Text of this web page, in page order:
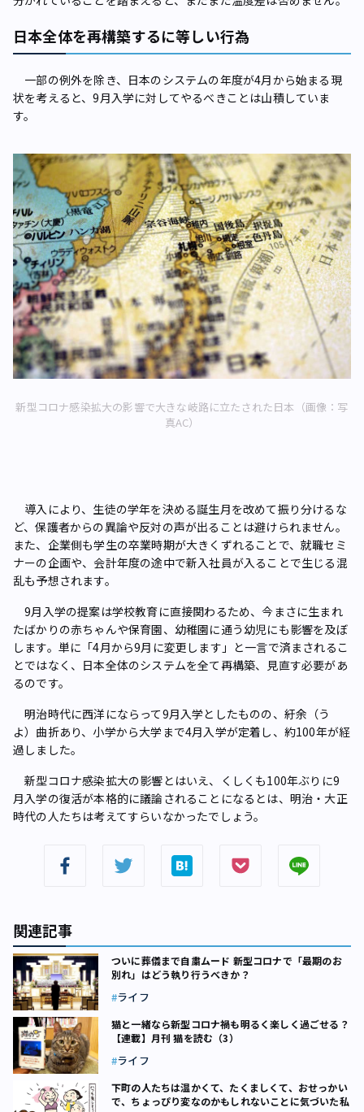
日本全体を再構築するに等しい行為
一部の例外を除き、日本のシステムの年度が4月から始まる現
状を考えると、9月入学に対してやるべきことは山積していま
す。
新型コロナ感染拡大の影響で大きな岐路に立たされた日本（画像：写
真AC）
導入により、生徒の学年を決める誕生月を改めて振り分けるな
ど、保護者からの異論や反対の声が出ることは避けられません。
また、企業側も学生の卒業時期が大きくずれることで、就職セミ
ナーの企画や、会計年度の途中で新入社員が入ることで生じる混
乱も予想されます。
9月入学の提案は学校教育に直接関わるため、今まさに生まれ
たばかりの赤ちゃんや保育園、幼稚園に通う幼児にも影響を及ぼ
します。単に「4月から9月に変更します」と一言で済まされるこ
とではなく、日本全体のシステムを全て再構築、見直す必要があ
るのです。
明治時代に西洋にならって9月入学としたものの、紆余（う
よ）曲折あり、小学から大学まで4月入学が定着し、約100年が経
過しました。
新型コロナ感染拡大の影響とはいえ、くしくも100年ぶりに9
月入学の復活が本格的に議論されることになるとは、明治・大正
時代の人たちは考えてすらいなかったでしょう。
関連記事
ついに葬儀まで自粛ムード 新型コロナで「最期のお
別れ」はどう執り行うべきか？
ライフ
猫と一緒なら新型コロナ禍も明るく楽しく過ごせる？
【連載】月刊 猫を読む（3）
ライフ
下町の人たちは温かくて、たくましくて、おせっかい
で、ちょっぴり変なのかもしれないことに気づいた私